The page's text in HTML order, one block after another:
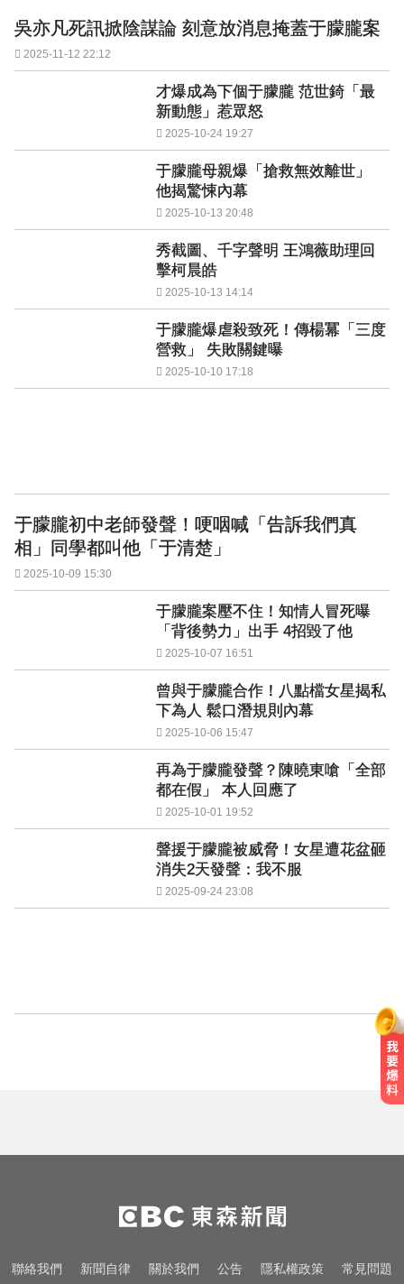
吳亦凡死訊掀陰謀論 刻意放消息掩蓋于朦朧案
2025-11-12 22:12
才爆成為下個于朦朧 范世錡「最
新動態」惹眾怒
2025-10-24 19:27
于朦朧母親爆「搶救無效離世」
他揭驚悚內幕
2025-10-13 20:48
秀截圖、千字聲明 王鴻薇助理回
擊柯晨皓
2025-10-13 14:14
于朦朧爆虐殺致死！傳楊冪「三度
營救」 失敗關鍵曝
2025-10-10 17:18
于朦朧初中老師發聲！哽咽喊「告訴我們真
相」同學都叫他「于清楚」
2025-10-09 15:30
于朦朧案壓不住！知情人冒死曝
「背後勢力」出手 4招毀了他
2025-10-07 16:51
曾與于朦朧合作！八點檔女星揭私
下為人 鬆口潛規則內幕
2025-10-06 15:47
再為于朦朧發聲？陳曉東嗆「全部
都在假」 本人回應了
2025-10-01 19:52
聲援于朦朧被威脅！女星遭花盆砸
消失2天發聲：我不服
2025-09-24 23:08
聯絡我們 新聞自律 關於我們 公告 隱私權政策 常見問題